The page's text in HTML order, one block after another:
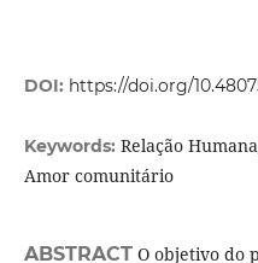
DOI: https://doi.org/
Keywords: Relação
Amor comunitário
ABSTRACTO objetivo do